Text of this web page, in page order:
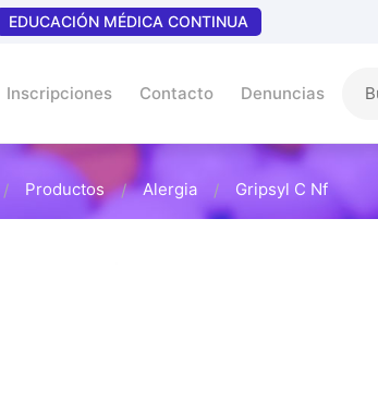
EDUCACIÓN MÉDICA CONTINUA
Inscripciones Contacto Denuncias
Productos Alergia Gripsyl C Nf